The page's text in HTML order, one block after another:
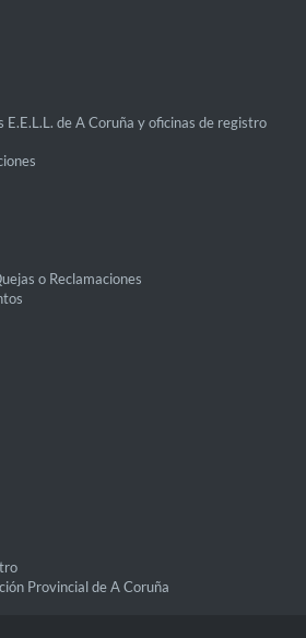
E.E.L.L. de A Coruña y oficinas de registro
o Reclamaciones
Provincial de A Coruña